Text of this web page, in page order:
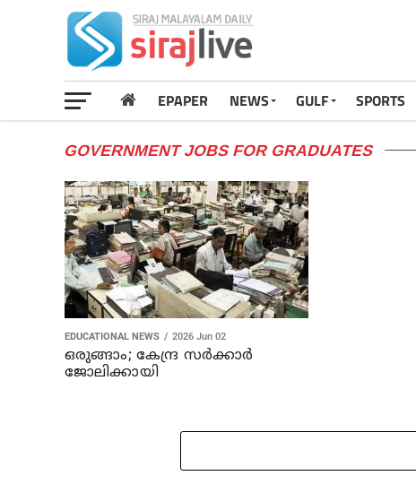
EPAPER NEWS GULF SPORTS
GOVERNMENT JOBS FOR GRADUATES
EDUCATIONAL NEWS 2026 Jun 02
ഒരുങ്ങാം; കേന്ദ്ര സർക്കാർ
ജോലിക്കായി